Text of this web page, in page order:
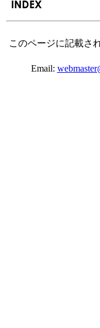
このページに記載さ
Email: